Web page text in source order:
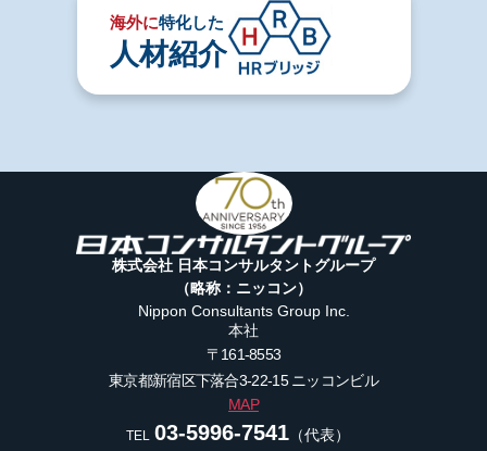
海外に特化した
人材紹介
株式会社 日本コンサルタントグループ
（略称：ニッコン）
Nippon Consultants Group Inc.
本社
〒161-8553
東京都新宿区下落合3-22-15ニッコンビル
MAP
TEL 03-5996-7541（代表）